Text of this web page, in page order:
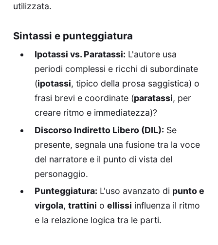
utilizzata.
Sintassi e punteggiatura
Ipotassi vs. Paratassi: L'autore usa
periodi complessi e ricchi di subordinate
(ipotassi, tipico della prosa saggistica) o
frasi brevi e coordinate (paratassi, per
creare ritmo e immediatezza)?
Discorso Indiretto Libero (DIL): Se
presente, segnala una fusione tra la voce
del narratore e il punto di vista del
personaggio.
Punteggiatura: L'uso avanzato di punto e
virgola, trattini o ellissi influenza il ritmo
e la relazione logica tra le parti.